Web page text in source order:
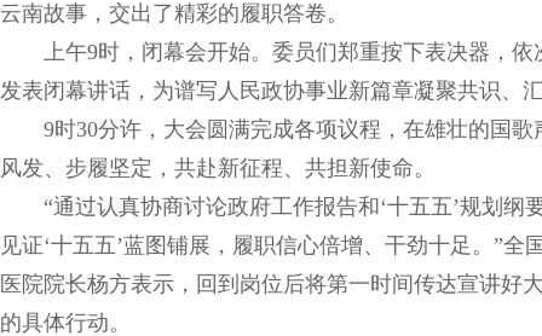
云南故事，交出了精彩的履职答卷。
上午9时，闭幕会开始。委员们郑重按下表决器，
发表闭幕讲话，为谱写人民政协事业新篇章凝聚共识、
9时30分许，大会圆满完成各项议程，在雄壮的国
风发、步履坚定，共赴新征程、共担新使命。
“通过认真协商讨论政府工作报告和‘十五五’规划
见证‘十五五’蓝图铺展，履职信心倍增、干劲十足。”
医院院长杨方表示，回到岗位后将第一时间传达宣讲好
的具体行动。